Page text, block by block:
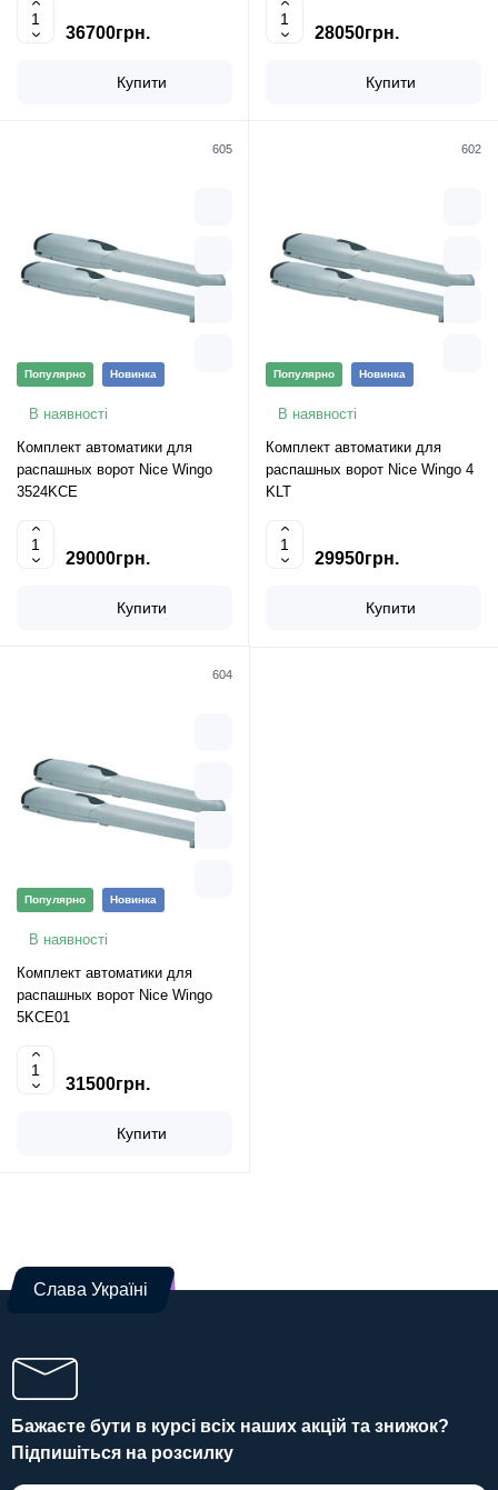
36700грн.
Купити
28050грн.
Купити
605
Популярно Новинка
В наявності
Комплект автоматики для
распашных ворот Nice Wingo
3524KCE
29000грн.
Купити
602
Популярно Новинка
В наявності
Комплект автоматики для
распашных ворот Nice Wingo 4
KLT
29950грн.
Купити
604
Популярно Новинка
В наявності
Комплект автоматики для
распашных ворот Nice Wingo
5KCE01
31500грн.
Купити
Слава Україні
Бажаєте бути в курсі всіх наших акцій та знижок?
Підпишіться на розсилку